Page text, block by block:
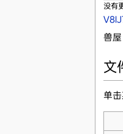
没有
兽屋
文
单